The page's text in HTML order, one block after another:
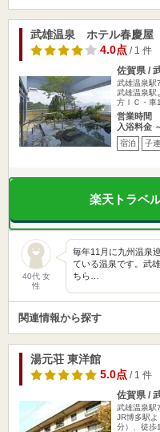
武雄温泉 ホテル春慶屋
4.0点/ 1 件
佐賀県 /
武雄温泉駅
武雄温泉駅
方ＩＣ・車
営業時間
入浴料金
宿泊 子
楽天トラベ
40代 女
性
毎年11月に九州温泉
ている温泉です。武
ちら…
関連情報から探す
湯元荘 東洋館
5.0点/ 1 件
佐賀県 /
武雄温泉駅
JR博多駅
分）、徒歩